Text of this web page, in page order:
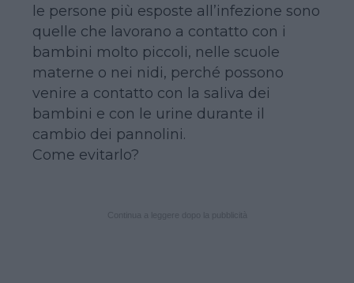
le persone più esposte all’infezione sono
quelle che lavorano a contatto con i
bambini molto piccoli, nelle scuole
materne o nei nidi, perché possono
venire a contatto con la saliva dei
bambini e con le urine durante il
cambio dei pannolini.
Come evitarlo?